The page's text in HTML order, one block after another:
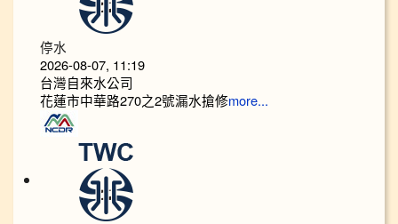
停水
2026-08-07, 11:19
台灣自來水公司
花蓮市中華路270之2號漏水搶修more...